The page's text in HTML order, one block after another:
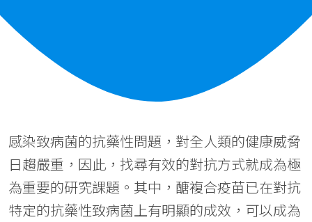
感染致病菌的抗藥性問題，對全人類的健康威脅
日趨嚴重，因此，找尋有效的對抗方式就成為極
為重要的研究課題。其中，醣複合疫苗已在對抗
特定的抗藥性致病菌上有明顯的成效，可以成為